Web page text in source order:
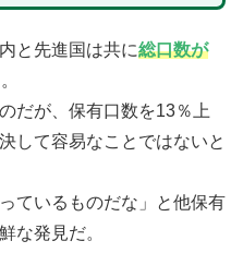
と先進国は共に総口数が
だが、保有口数を13％上
して容易なことではないと
ているものだな」と他保有
な発見だ。